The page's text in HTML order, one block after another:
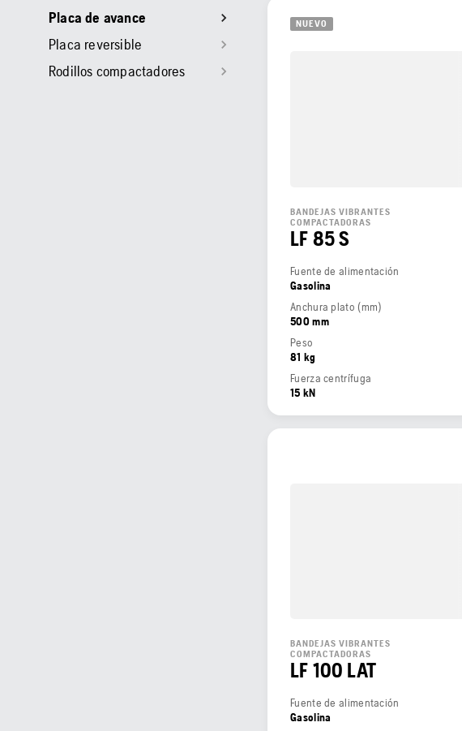
Placa de avance
Placa reversible
Rodillos compactadores
NUEVO
BANDEJAS VIBRANTES
COMPACTADORAS
LF 85 S
Fuente de alimentación
Gasolina
Anchura plato (mm)
500 mm
Peso
81 kg
Fuerza centrífuga
15 kN
BANDEJAS VIBRANTES
COMPACTADORAS
LF 100 LAT
Fuente de alimentación
Gasolina